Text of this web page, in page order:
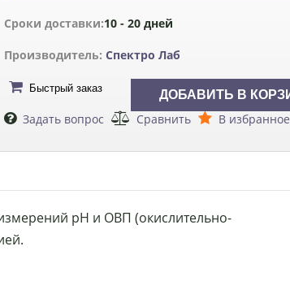
Сроки доставки:10 - 20 дней
Производитель: Спектро Лаб
Быстрый заказ
Задать вопрос Сравнить В избранное
рН и ОВП (окислительно-